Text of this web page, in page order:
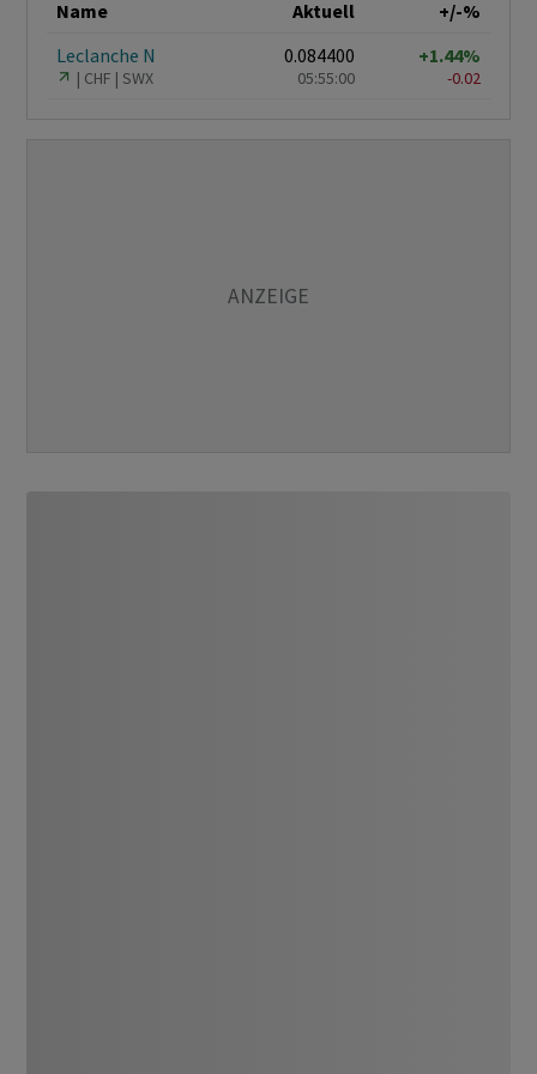
Name Aktuell
+/-%
Leclanche N
CHF SWX
0.084400
05:55:00
+1.44%
-0.02